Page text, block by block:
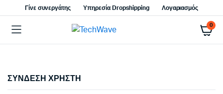
Γίνε συνεργάτης Υπηρεσία Dropshipping Λογαριασμός
0
ΣΥΝΔΕΣΗ ΧΡΗΣΤΗ